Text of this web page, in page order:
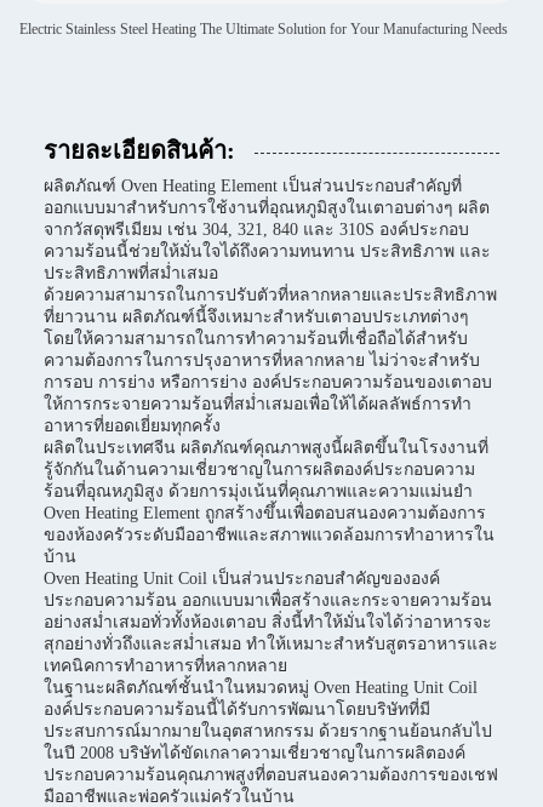
Electric Stainless Steel Heating The Ultimate Solution for Your Manufacturing Needs
รายละเอียดสินค้า:
ผลิตภัณฑ์ Oven Heating Element เป็นส่วนประกอบสำคัญที่
ออกแบบมาสำหรับการใช้งานที่อุณหภูมิสูงในเตาอบต่างๆ ผลิต
จากวัสดุพรีเมียม เช่น 304, 321, 840 และ 310S องค์ประกอบ
ความร้อนนี้ช่วยให้มั่นใจได้ถึงความทนทาน ประสิทธิภาพ และ
ประสิทธิภาพที่สม่ำเสมอ
ด้วยความสามารถในการปรับตัวที่หลากหลายและประสิทธิภาพ
ที่ยาวนาน ผลิตภัณฑ์นี้จึงเหมาะสำหรับเตาอบประเภทต่างๆ
โดยให้ความสามารถในการทำความร้อนที่เชื่อถือได้สำหรับ
ความต้องการในการปรุงอาหารที่หลากหลาย ไม่ว่าจะสำหรับ
การอบ การย่าง หรือการย่าง องค์ประกอบความร้อนของเตาอบ
ให้การกระจายความร้อนที่สม่ำเสมอเพื่อให้ได้ผลลัพธ์การทำ
อาหารที่ยอดเยี่ยมทุกครั้ง
ผลิตในประเทศจีน ผลิตภัณฑ์คุณภาพสูงนี้ผลิตขึ้นในโรงงานที่
รู้จักกันในด้านความเชี่ยวชาญในการผลิตองค์ประกอบความ
ร้อนที่อุณหภูมิสูง ด้วยการมุ่งเน้นที่คุณภาพและความแม่นยำ
Oven Heating Element ถูกสร้างขึ้นเพื่อตอบสนองความต้องการ
ของห้องครัวระดับมืออาชีพและสภาพแวดล้อมการทำอาหารใน
บ้าน
Oven Heating Unit Coil เป็นส่วนประกอบสำคัญขององค์
ประกอบความร้อน ออกแบบมาเพื่อสร้างและกระจายความร้อน
อย่างสม่ำเสมอทั่วทั้งห้องเตาอบ สิ่งนี้ทำให้มั่นใจได้ว่าอาหารจะ
สุกอย่างทั่วถึงและสม่ำเสมอ ทำให้เหมาะสำหรับสูตรอาหารและ
เทคนิคการทำอาหารที่หลากหลาย
ในฐานะผลิตภัณฑ์ชั้นนำในหมวดหมู่ Oven Heating Unit Coil
องค์ประกอบความร้อนนี้ได้รับการพัฒนาโดยบริษัทที่มี
ประสบการณ์มากมายในอุตสาหกรรม ด้วยรากฐานย้อนกลับไป
ในปี 2008 บริษัทได้ขัดเกลาความเชี่ยวชาญในการผลิตองค์
ประกอบความร้อนคุณภาพสูงที่ตอบสนองความต้องการของเชฟ
มืออาชีพและพ่อครัวแม่ครัวในบ้าน